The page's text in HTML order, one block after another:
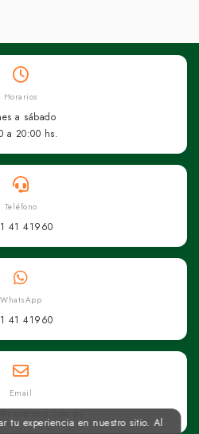
Horarios
a sábado
a 20:00 hs.
Teléfono
41 41960
WhatsApp
41 41960
Email
tu experiencia en nuestro sitio. Al